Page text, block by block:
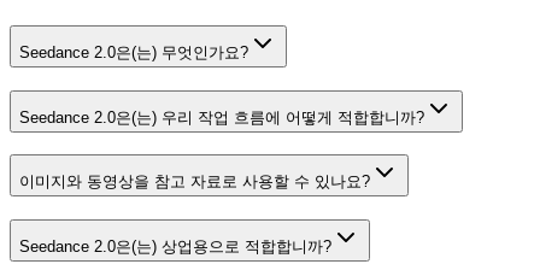
Seedance 2.0은(는) 무엇인가요?
Seedance 2.0은(는) 우리 작업 흐름에 어떻게 적합합니까?
이미지와 동영상을 참고 자료로 사용할 수 있나요?
Seedance 2.0은(는) 상업용으로 적합합니까?